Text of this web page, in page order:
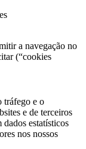
a navegação no
(“cookies
tráfego e o
e de terceiros
estatísticos
nos nossos